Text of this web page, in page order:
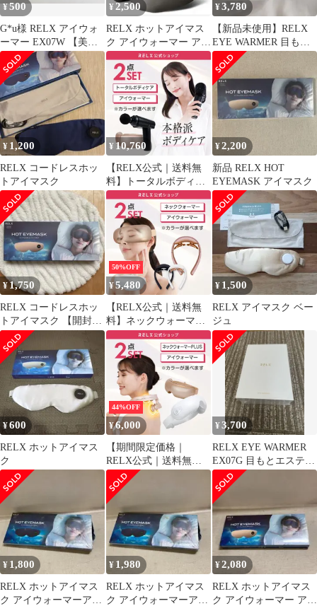
¥500
G*u様 RELX アイウォ
ーマー EX07W 【美容
快眠】
¥ 2,500
RELX ホットアイマス
ク アイウォーマー アイ
マスク
¥3,780
【新品未使用】RELX
EYE WARMER 目もと
ケア アイケア ホワイト
¥ 1,200
RELX コードレスホッ
トアイマスク
¥ 10,760
【RELX公式｜送料無
料】トータルボディケ
ア＆アイウォーマー 2
点セット 筋膜リリース
ガン 温熱 エアー 充電
式 立ち仕事 ギフト プ
レゼント【訳あり特
価】
¥2,200
新品 RELX HOT
EYEMASK アイマスク
¥1,750
RELX コードレスホッ
トアイマスク 【開封・
動作確認のみ】
50%OFF
¥5,480
【RELX公式｜送料無
料】ネックウォーマー
＆アイウォーマー【2点
セット】温熱 EMS 温
熱 エアー 充電式 在庫
限り ギフト プレゼント
【訳あり特価】
¥ 1,500
RELX アイマスク ベー
ジュ
¥600
RELX ホットアイマス
ク
44%OFF
¥6,000
【期間限定価格｜
RELX公式｜送料無
料】ネックウォーマー
PLUS＆アイウォーマー
2点セット 温熱 EMS 在
庫限り ギフト プレゼン
ト【訳あり特価 】
¥3,700
RELX EYE WARMER
EX07G 目もとエステ
本体
¥ 1,800
RELX ホットアイマス
ク アイウォーマーアイ
¥ 1,980
RELX ホットアイマス
ク アイウォーマーアイ
¥2,080
RELX ホットアイマス
ク アイウォーマー アイ